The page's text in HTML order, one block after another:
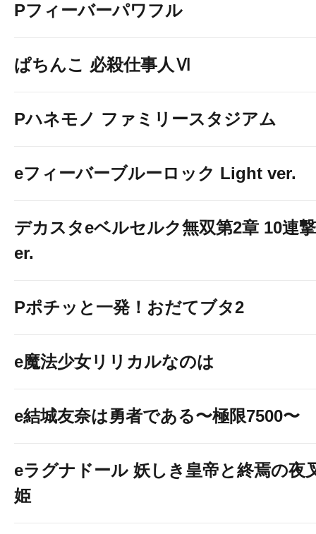
Pフィーバーパワフル
ぱちんこ 必殺仕事人Ⅵ
Pハネモノ ファミリースタジアム
eフィーバーブルーロック Light ver.
デカスタeベルセルク無双第2章 10連
er.
Pポチッと一発！おだてブタ2
e魔法少女リリカルなのは
e結城友奈は勇者である〜極限7500〜
eラグナドール 妖しき皇帝と終焉の夜
姫